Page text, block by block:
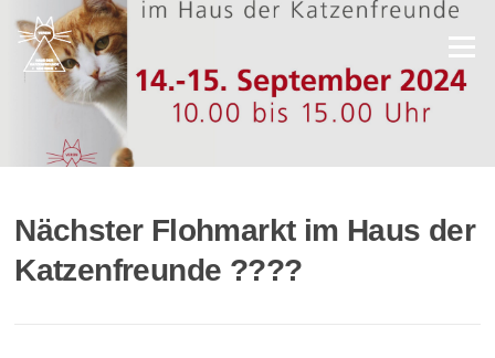
Menü
Nächster Flohmarkt im Haus der
Katzenfreunde ????